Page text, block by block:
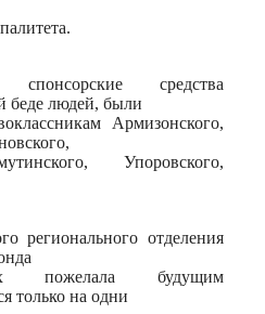
средства
беде людей, были
Армизонского,
Упоровского,
регионального отделения
пожелала будущим
только на одни